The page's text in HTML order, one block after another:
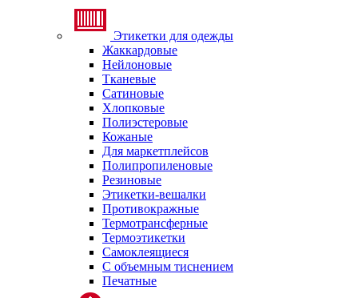
Этикетки для одежды
Жаккардовые
Нейлоновые
Тканевые
Сатиновые
Хлопковые
Полиэстеровые
Кожаные
Для маркетплейсов
Полипропиленовые
Резиновые
Этикетки-вешалки
Противокражные
Термотрансферные
Термоэтикетки
Самоклеящиеся
С объемным тиснением
Печатные